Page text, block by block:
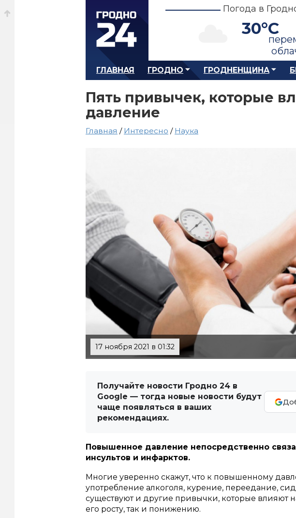
Погода в
30°C
ГЛАВНАЯ ГРОДНО ГРОДНЕНЩИНА
Пять привычек, которые
давление
Главная / Интересно / Наука
17 ноября 2021 в 01:32
Получайте новости Гродно 24 в
Google — тогда новые новости будут
чаще появляться в ваших
рекомендациях.
Повышенное давление непосредственно
инсультов и инфарктов.
Многие уверенно скажут, что к повышенному
употребление алкоголя, курение, переедание,
существуют и другие привычки, которые влияют
его росту, так и понижению.